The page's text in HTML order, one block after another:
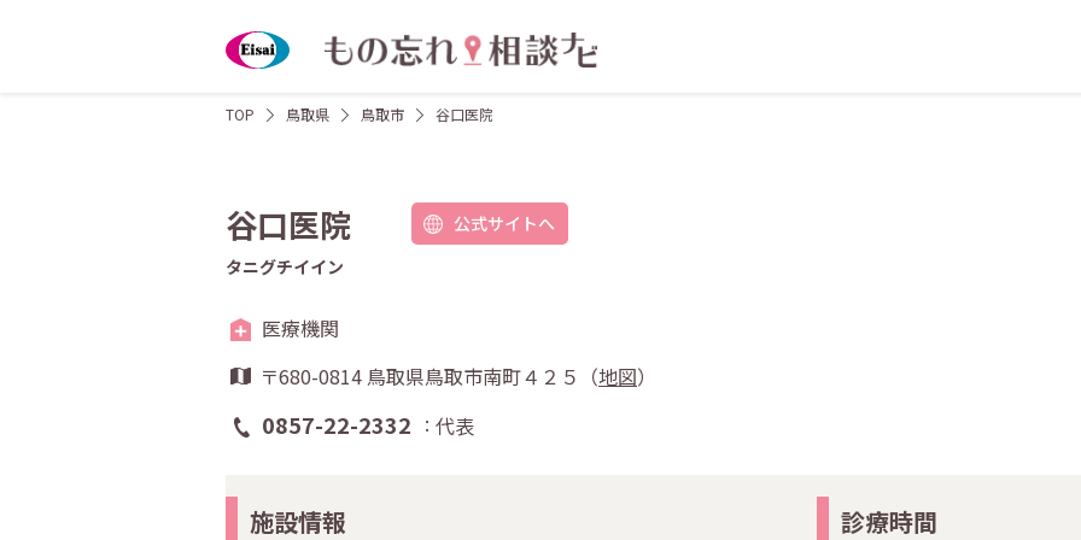
TOP 鳥取県 鳥取市 谷口医院
谷口医院
公式サイトへ
タニグチイイン
医療機関
〒680-0814 鳥取県鳥取市南町４２５（地図）
0857-22-2332 代表
施設情報 診療時間